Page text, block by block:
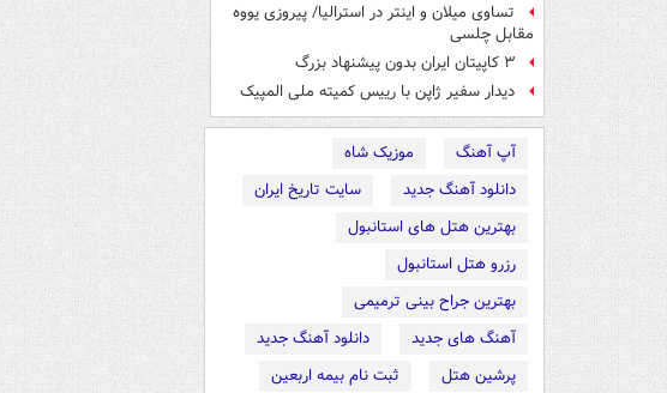
تساوی میلان و اینتر در استرالیا/ پیروزی یووه
مقابل چلسی
۳ کاپیتان ایران بدون پیشنهاد بزرگ
دیدار سفیر ژاپن با رییس کمیته ملی المپیک
آپ آهنگ
موزیک شاه
دانلود آهنگ جدید
سایت تاریخ ایران
بهترین هتل های استانبول
رزرو هتل استانبول
بهترین جراح بینی ترمیمی
آهنگ های جدید
دانلود آهنگ جدید
پرشین هتل
ثبت نام بیمه اربعین